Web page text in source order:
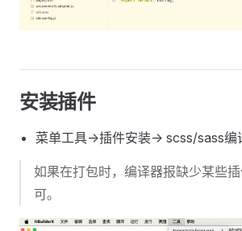
安装插件
菜单工具->插件安装-> scss/sass编
如果在打包时，编译器报缺少某些
可。